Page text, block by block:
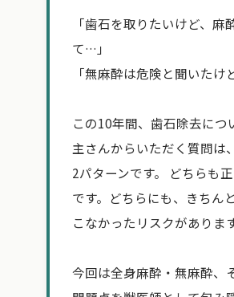
「歯石を取りたいけど、麻
て…」
「無麻酔は危険と聞いたけ
この10年間、歯石除去につ
主さんからいただく質問は
2パターンです。 どちらも
です。どちらにも、きちん
こなかったリスクがあります
今回は全身麻酔・無麻酔、